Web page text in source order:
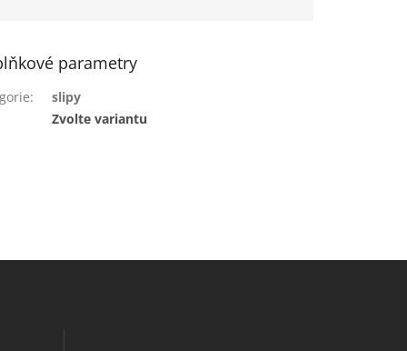
parametry
:
slipy
Zvolte variantu